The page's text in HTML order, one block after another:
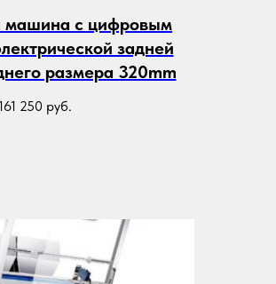
машина с цифровым
задней
размера 320mm
250 руб.